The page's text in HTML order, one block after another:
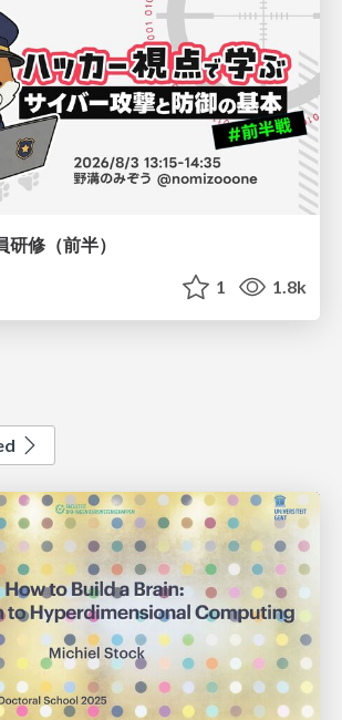
修（前半）
1 1.8k